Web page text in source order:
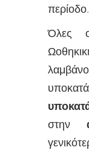
περίοδο.
Όλες
στην